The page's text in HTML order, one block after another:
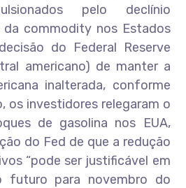
pelo declínio
commodity nos Estados
do Federal Reserve
americano) de manter a
inalterada, conforme
os investidores relegaram o
de gasolina nos EUA,
do Fed de que a redução
“pode ser justificável em
futuro para novembro do